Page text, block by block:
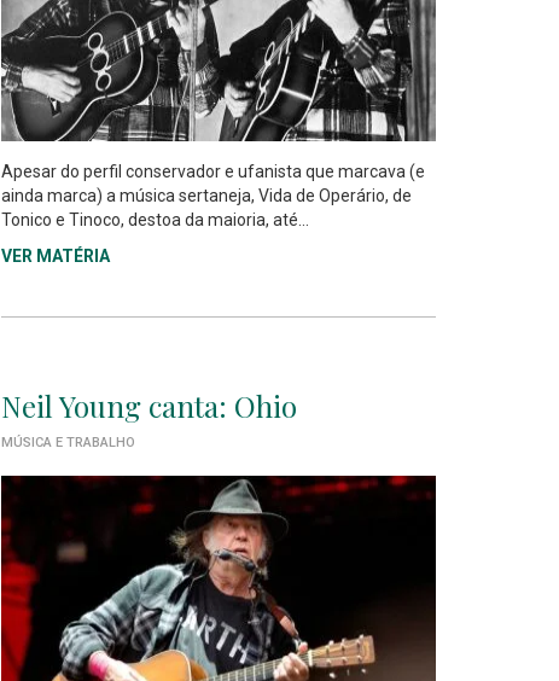
Apesar do perfil conservador e ufanista que marcava (e
ainda marca) a música sertaneja, Vida de Operário, de
Tonico e Tinoco, destoa da maioria, até...
VER MATÉRIA
Neil Young canta: Ohio
MÚSICA E TRABALHO